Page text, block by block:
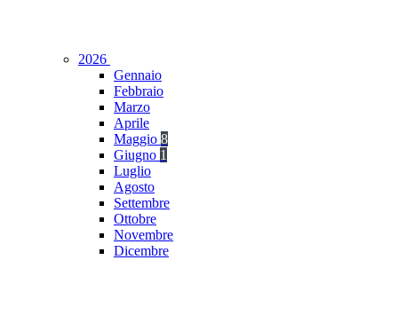
2026
Gennaio
Febbraio
Marzo
Aprile
Maggio 8
Giugno 1
Luglio
Agosto
Settembre
Ottobre
Novembre
Dicembre